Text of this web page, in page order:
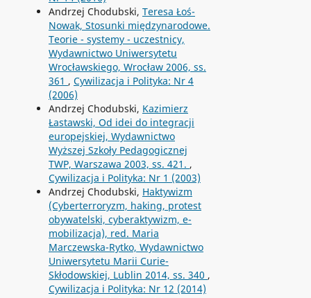
Andrzej Chodubski, Teresa Łoś-
Nowak, Stosunki międzynarodowe.
Teorie - systemy - uczestnicy,
Wydawnictwo Uniwersytetu
Wrocławskiego, Wrocław 2006, ss.
361 , Cywilizacja i Polityka: Nr 4
(2006)
Andrzej Chodubski, Kazimierz
Łastawski, Od idei do integracji
europejskiej, Wydawnictwo
Wyższej Szkoły Pedagogicznej
TWP, Warszawa 2003, ss. 421. ,
Cywilizacja i Polityka: Nr 1 (2003)
Andrzej Chodubski, Haktywizm
(Cyberterroryzm, haking, protest
obywatelski, cyberaktywizm, e-
mobilizacja), red. Maria
Marczewska-Rytko, Wydawnictwo
Uniwersytetu Marii Curie-
Skłodowskiej, Lublin 2014, ss. 340 ,
Cywilizacja i Polityka: Nr 12 (2014)